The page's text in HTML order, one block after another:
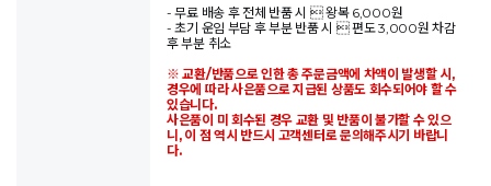
- 무료 배송 후 전체 반품 시  왕복 6,000원
- 초기 운임 부담 후 부분 반품 시  편도 3,000원 차감
후 부분 취소
※ 교환/반품으로 인한 총 주문금액에 차액이 발생할 시,
경우에 따라 사은품으로 지급된 상품도 회수되어야 할 수
있습니다.
사은품이 미 회수된 경우 교환 및 반품이 불가할 수 있으
니, 이 점 역시 반드시 고객센터로 문의해주시기 바랍니
다.